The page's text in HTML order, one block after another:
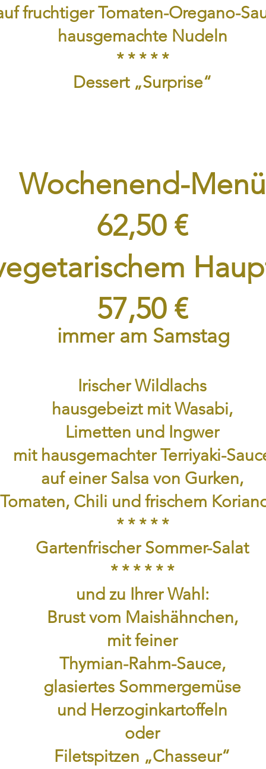
fruchtiger Tomaten-Oregano-
hausgemachte Nudeln
* * * * *
Dessert „Surprise“
Wochenend-Menü
62,50 €
57,50 €
immer am Samstag
Irischer Wildlachs
hausgebeizt mit Wasabi,
Limetten und Ingwer
mit hausgemachter Terriyaki-
auf einer Salsa von Gurken,
Tomaten, Chili und frischem
* * * * *
Gartenfrischer Sommer-Salat
* * * * * *
und zu Ihrer Wahl:
Brust vom Maishähnchen,
mit feiner
Thymian-Rahm-Sauce,
glasiertes Sommergemüse
und Herzoginkartoffeln
oder
Filetspitzen „Chasseur“